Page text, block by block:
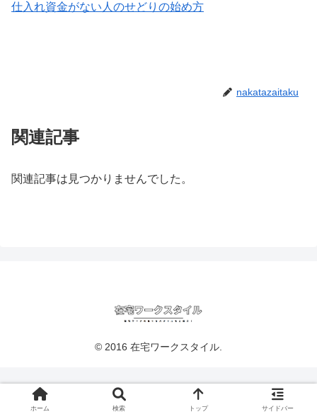
仕入れ資金がない人のせどりの始め方
nakatazaitaku
関連記事
関連記事は見つかりませんでした。
© 2016 在宅ワークスタイル.
ホーム 検索 トップ サイドバー